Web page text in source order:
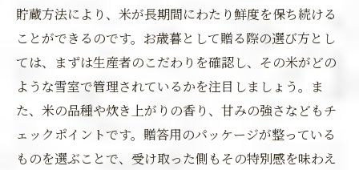
貯蔵方法により、米が長期間にわたり鮮度を保ち続ける
ことができるのです。お歳暮として贈る際の選び方とし
ては、まずは生産者のこだわりを確認し、その米がどの
ような雪室で管理されているかを注目しましょう。ま
た、米の品種や炊き上がりの香り、甘みの強さなどもチ
ェックポイントです。贈答用のパッケージが整っている
ものを選ぶことで、受け取った側もその特別感を味わえ